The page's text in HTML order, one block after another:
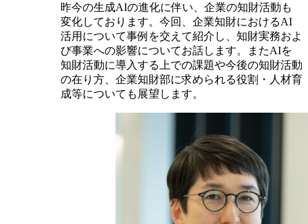
昨今の生成AIの進化に伴い、企業の知財活動も
変化しております。今回、企業知財におけるAI
活用について事例を交えて紹介し、知財実務およ
び事業への影響についてお話します。またAIを
知財活動に導入する上での課題や今後の知財活動
の在り方、企業知財部に求められる役割・人材育
成等についても展望します。